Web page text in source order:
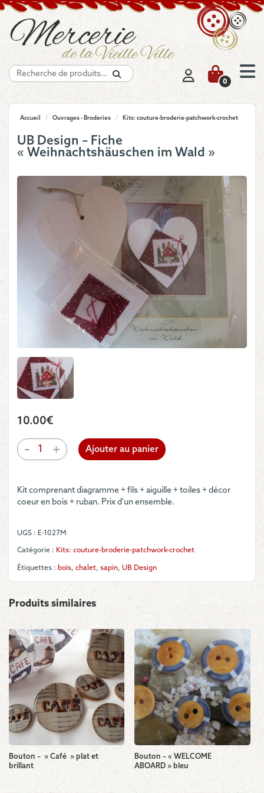
Recherche
0
Accueil / Ouvrages - Broderies / Kits: couture-broderie-patchwork-crochet
UB Design – Fiche
« Weihnachtshäuschen im Wald »
10.00€
-
quantité
de
-
Fiche
Wald"
+ Ajouter au panier
Kit comprenant diagramme + fils + aiguille + toiles + décor
coeur en bois + ruban. Prix d'un ensemble.
UGS : E-1027M
Catégorie : Kits: couture-broderie-patchwork-crochet
Étiquettes : bois, chalet, sapin, UB Design
Produits similaires
Bouton – » Café » plat et
brillant
Bouton – « WELCOME
ABOARD » bleu